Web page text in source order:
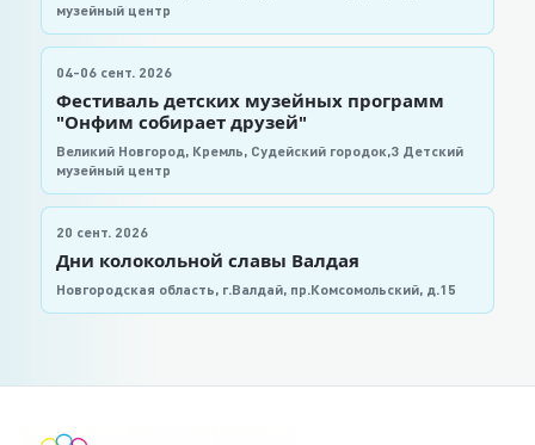
музейный центр
04-06 сент. 2026
Фестиваль детских музейных программ
"Онфим собирает друзей"
Великий Новгород, Кремль, Судейский городок,3 Детский
музейный центр
20 сент. 2026
Дни колокольной славы Валдая
Новгородская область, г.Валдай, пр.Комсомольский, д.15